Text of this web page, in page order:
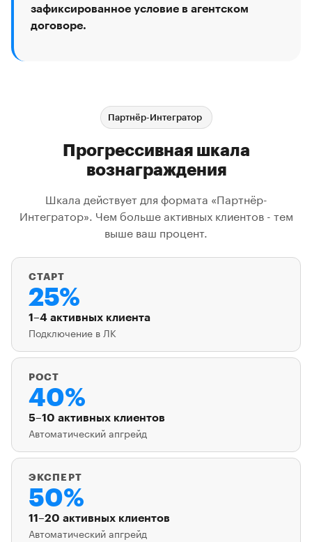
зафиксированное условие в агентском
договоре.
Партнёр-Интегратор
Прогрессивная шкала
вознаграждения
Шкала действует для формата «Партнёр-
Интегратор». Чем больше активных клиентов - тем
выше ваш процент.
СТАРТ
25%
1–4 активных клиента
Подключение в ЛК
РОСТ
40%
5–10 активных клиентов
Автоматический апгрейд
ЭКСПЕРТ
50%
11–20 активных клиентов
Автоматический апгрейд